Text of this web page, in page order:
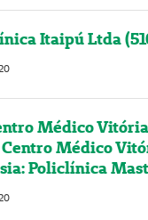
Itaipú Ltda
Médico
Médico
Policlínica